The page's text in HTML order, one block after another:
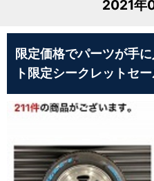
2021年
限定価格でパーツが手
ト限定シークレットセ